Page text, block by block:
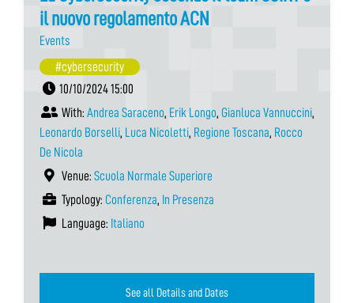
il nuovo regolamento ACN
Events
#cybersecurity
10/10/2024 15:00
With: Andrea Saraceno, Erik Longo, Gianluca Vannuccini,
Leonardo Borselli, Luca Nicoletti, Regione Toscana, Rocco
De Nicola
Venue: Scuola Normale Superiore
Typology: Conferenza, In Presenza
Language: Italiano
See all Details and Dates